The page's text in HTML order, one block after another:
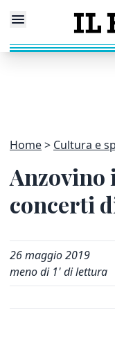
Home Cultura e
Anzovino
concerti
26 maggio 2019
meno di 1' di lettura